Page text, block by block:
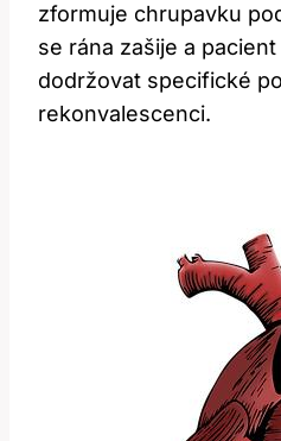
zformuje chrupavku
se rána zašije a
dodržovat specifické
rekonvalescenci.